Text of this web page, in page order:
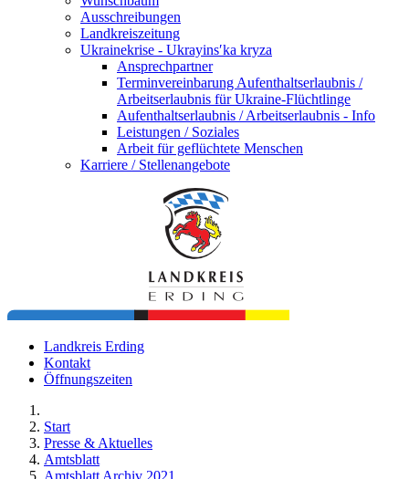
Ausschreibungen
Landkreiszeitung
Ukrainekrise - Ukrayinsʹka kryza
Ansprechpartner
Terminvereinbarung Aufenthaltserlaubnis /
Arbeitserlaubnis für Ukraine-Flüchtlinge
Aufenthaltserlaubnis / Arbeitserlaubnis - Info
Leistungen / Soziales
Arbeit für geflüchtete Menschen
Karriere / Stellenangebote
Landkreis Erding
Kontakt
Öffnungszeiten
Start
Presse & Aktuelles
Amtsblatt
Amtsblatt Archiv 2021